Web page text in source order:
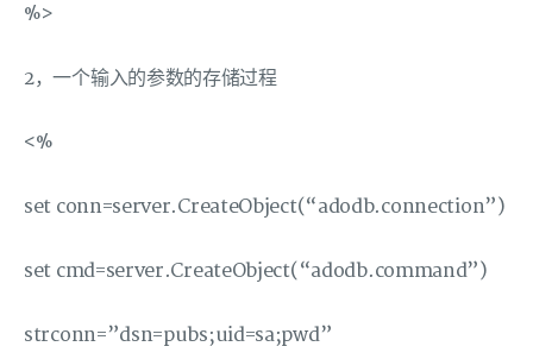
%>
2，一个输入的参数的存储过程
<%
set conn=server.CreateObject(“adodb.connection”)
set cmd=server.CreateObject(“adodb.command”)
strconn=”dsn=pubs;uid=sa;pwd”